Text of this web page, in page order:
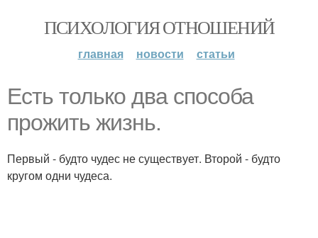
ПСИХОЛОГИЯ ОТНОШЕНИЙ
главная новости статьи
Есть только два способа
прожить жизнь.
Первый - будто чудес не существует. Второй - будто
кругом одни чудеса.